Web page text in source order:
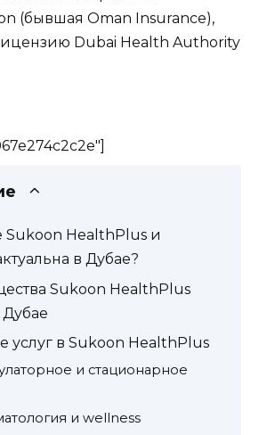
(бывшая Oman Insurance),
Dubai Health Authority
Sukoon HealthPlus и
в Дубае?
Sukoon HealthPlus
услуг в Sukoon HealthPlus
и стационарное
и wellness